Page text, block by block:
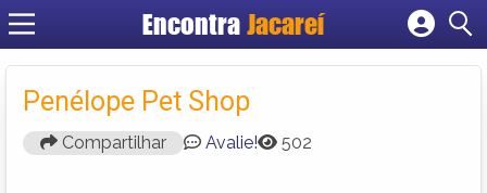
Encontra Jacareí
Cadastrar empresa
Criar conta
Penélope Pet Shop
Compartilhar Avalie! 502